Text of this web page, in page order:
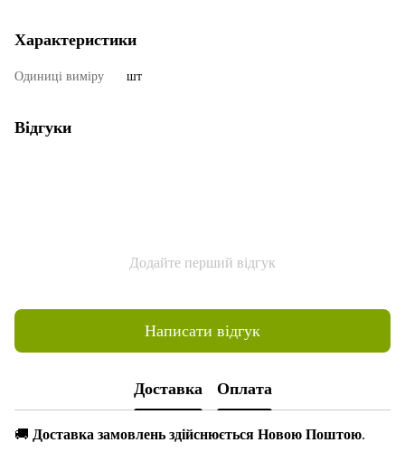
Характеристики
Одиниці виміру шт
Відгуки
Додайте перший відгук
Написати відгук
Доставка Оплата
🚚 Доставка замовлень здійснюється Новою Поштою.